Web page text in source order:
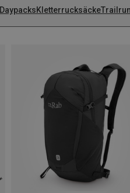
DaypacksKletterrucksäcke